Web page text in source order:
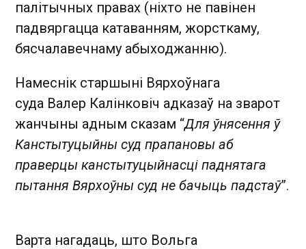
палітычных правах (ніхто не павінен
падвяргацца катаванням, жорсткаму,
бясчалавечнаму абыходжанню).
Намеснік старшыні Вярхоўнага
суда Валер Калінковіч адказаў на зварот
жанчыны адным сказам “Для ўнясення ў
Канстытуцыйны суд прапановы аб
праверцы канстытуцыйнасці паднятага
пытання Вярхоўны суд не бачыць падстаў”.
Варта нагадаць, што Вольга